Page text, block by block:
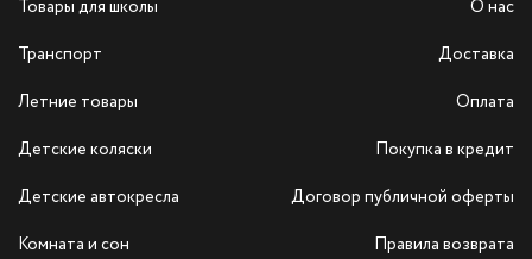
Товары для школы
Транспорт
Летние товары
Детские коляски
Детские автокресла
Комната и сон
О нас
Доставка
Оплата
Покупка в кредит
Договор публичной оферты
Правила возврата